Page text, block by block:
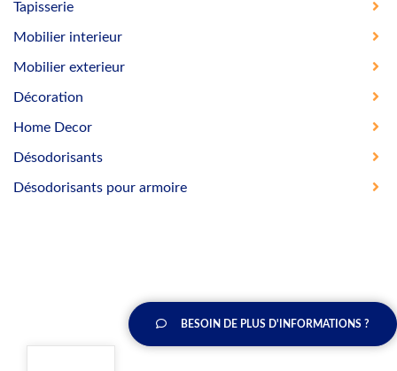
Tapisserie
Mobilier interieur
Mobilier exterieur
Décoration
Home Decor
Désodorisants
Désodorisants pour armoire
BESOIN DE PLUS D'INFORMATIONS ?